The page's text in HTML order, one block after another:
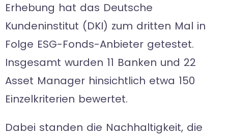
Erhebung hat das Deutsche
Kundeninstitut (DKI) zum dritten Mal in
Folge ESG-Fonds-Anbieter getestet.
Insgesamt wurden 11 Banken und 22
Asset Manager hinsichtlich etwa 150
Einzelkriterien bewertet.
Dabei standen die Nachhaltigkeit, die